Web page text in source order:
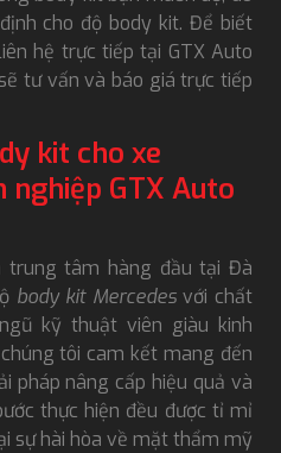
cho độ body kit. Để biết
hệ trực tiếp tại GTX Auto
tư vấn và báo giá trực tiếp
kit cho xe
nghiệp GTX Auto
trung tâm hàng đầu tại Đà
body kit Mercedesvới chất
kỹ thuật viên giàu kinh
tôi cam kết mang đến
pháp nâng cấp hiệu quả và
thực hiện đều được tỉ mỉ
sự hài hòa về mặt thẩm mỹ